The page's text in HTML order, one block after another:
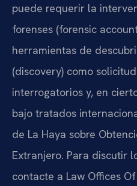
puede requerir la
forenses (forensic
herramientas de
(discovery) como
interrogatorios y, en
bajo tratados
de La Haya sobre
Extranjero. Para discutir
contacte a Law Offices Of